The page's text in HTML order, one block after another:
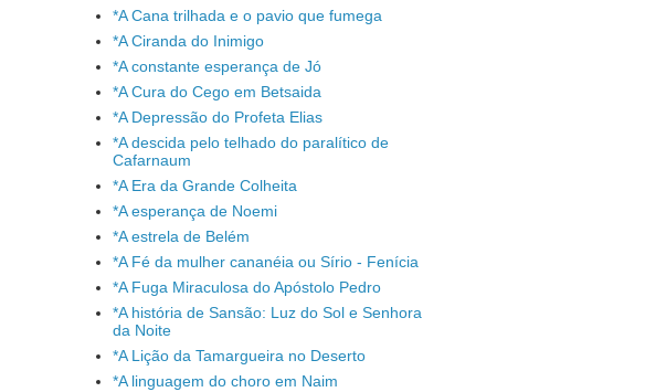
*A Cana trilhada e o pavio que fumega
*A Ciranda do Inimigo
*A constante esperança de Jó
*A Cura do Cego em Betsaida
*A Depressão do Profeta Elias
*A descida pelo telhado do paralítico de
Cafarnaum
*A Era da Grande Colheita
*A esperança de Noemi
*A estrela de Belém
*A Fé da mulher cananéia ou Sírio - Fenícia
*A Fuga Miraculosa do Apóstolo Pedro
*A história de Sansão: Luz do Sol e Senhora
da Noite
*A Lição da Tamargueira no Deserto
*A linguagem do choro em Naim